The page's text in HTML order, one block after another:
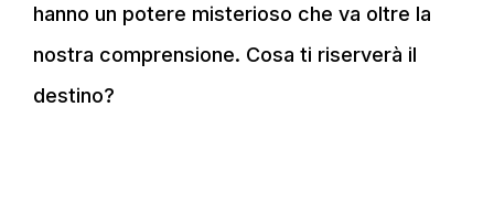
hanno un potere misterioso che va oltre la
nostra comprensione. Cosa ti riserverà il
destino?